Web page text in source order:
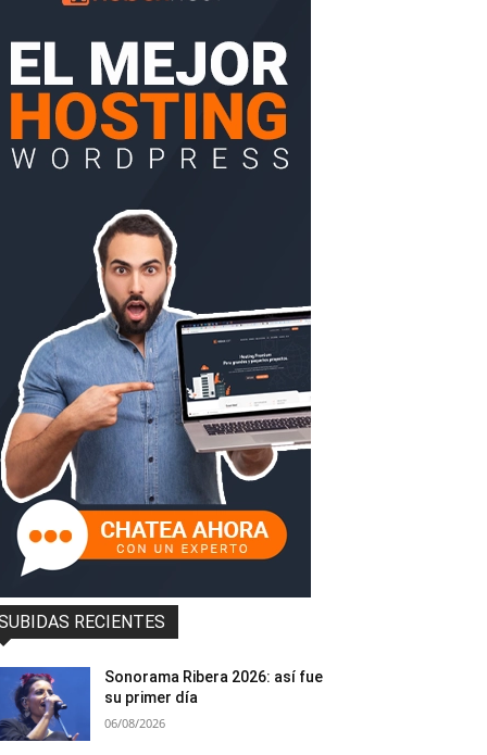
RECIENTES
Sonorama Ribera 2026: así fue
su primer día
06/08/2026